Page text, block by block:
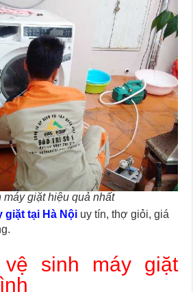
máy giặt hiệu quả nhất
giặt tại Hà Nội uy tín, thợ giỏi, giá
sinh máy giặt